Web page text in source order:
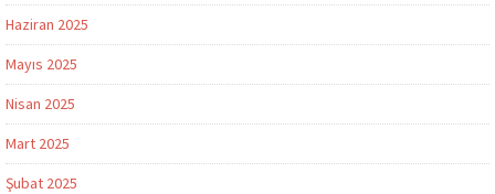
Haziran 2025
Mayıs 2025
Nisan 2025
Mart 2025
Şubat 2025